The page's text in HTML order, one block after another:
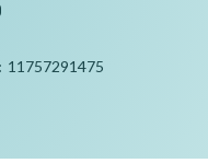
11757291475